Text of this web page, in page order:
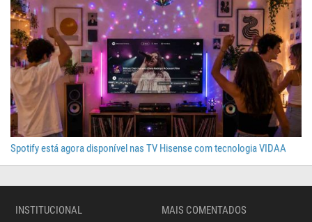
Spotify está agora disponível nas TV Hisense com tecnologia VIDAA
INSTITUCIONAL MAIS COMENTADOS